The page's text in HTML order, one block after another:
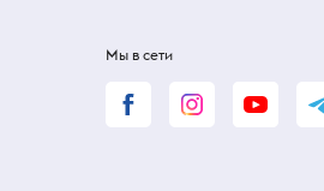
Мы в сети